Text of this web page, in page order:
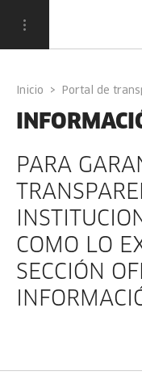
Inicio Portal de
PARA
COMO LO
SECCIÓN